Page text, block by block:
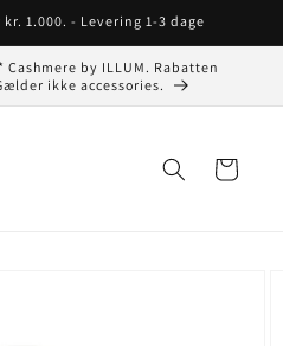
1.000. - Levering 1-3 dage
Cashmere by ILLUM. Rabatten
ikke accessories.
Indkøbskurv